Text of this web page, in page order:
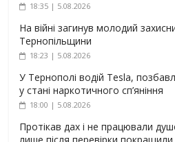
18:35 | 5.08.2026
На війні загинув молодий
Тернопільщини
18:23 | 5.08.2026
У Тернополі водій Tesla,
у стані наркотичного сп’яніння
18:00 | 5.08.2026
Протікав дах і не працювали